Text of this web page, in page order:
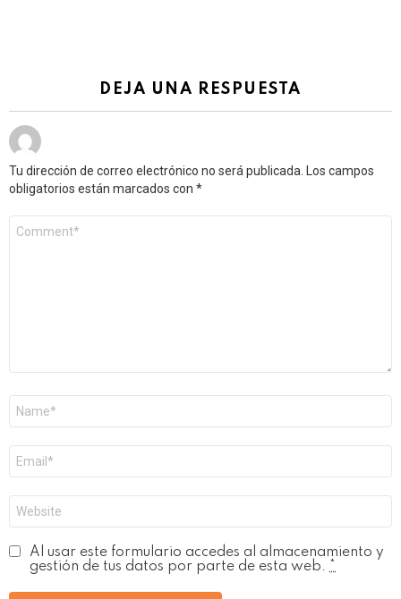
DEJA UNA RESPUESTA
Tu dirección de correo electrónico no será publicada.
Los campos
obligatorios están marcados con *
electrónico
*
Al usar este formulario accedes al almacenamiento y
gestión de tus datos por parte de esta web.